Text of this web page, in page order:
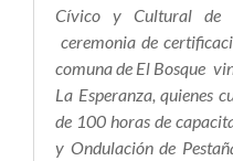
Cívico y Cultural
ceremonia de
comuna de El Bosque
La Esperanza, quienes
de 100 horas de
y Ondulación de